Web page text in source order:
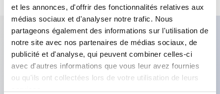
et les annonces, d'offrir des fonctionnalités relatives aux
médias sociaux et d'analyser notre trafic. Nous
partageons également des informations sur l'utilisation de
notre site avec nos partenaires de médias sociaux, de
publicité et d'analyse, qui peuvent combiner celles-ci
avec d'autres informations que vous leur avez fournies
ou qu'ils ont collectées lors de votre utilisation de leurs
Caractéristiques clés
Fixation par regroupement possible
Le commutateur sélecteur avec clé adopte une